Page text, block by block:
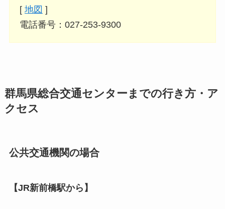
[ 地図 ]
電話番号：027-253-9300
群馬県総合交通センターまでの行き方・ア
クセス
公共交通機関の場合
【JR新前橋駅から】